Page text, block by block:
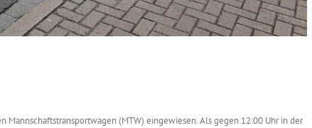
(MTW) eingewiesen. Als gegen 12:00 Uhr in der